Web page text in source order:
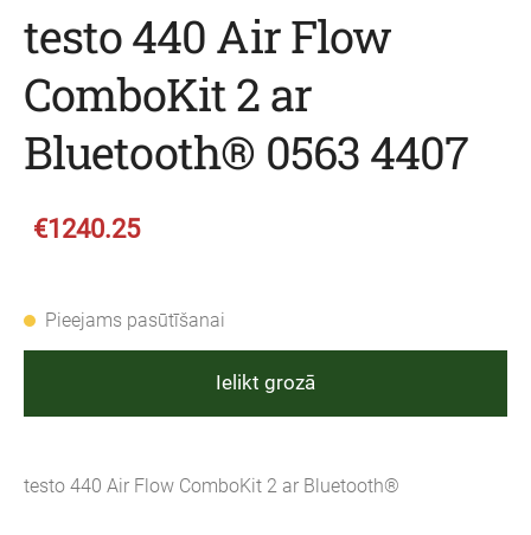
testo 440 Air Flow
ComboKit 2 ar
Bluetooth® 0563 4407
€1240.25
Pieejams pasūtīšanai
Ielikt grozā
testo 440 Air Flow ComboKit 2 ar Bluetooth®